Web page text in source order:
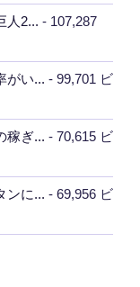
人2... - 107,287
がい... - 99,701 ビ
稼ぎ... - 70,615 ビ
ンに... - 69,956 ビ